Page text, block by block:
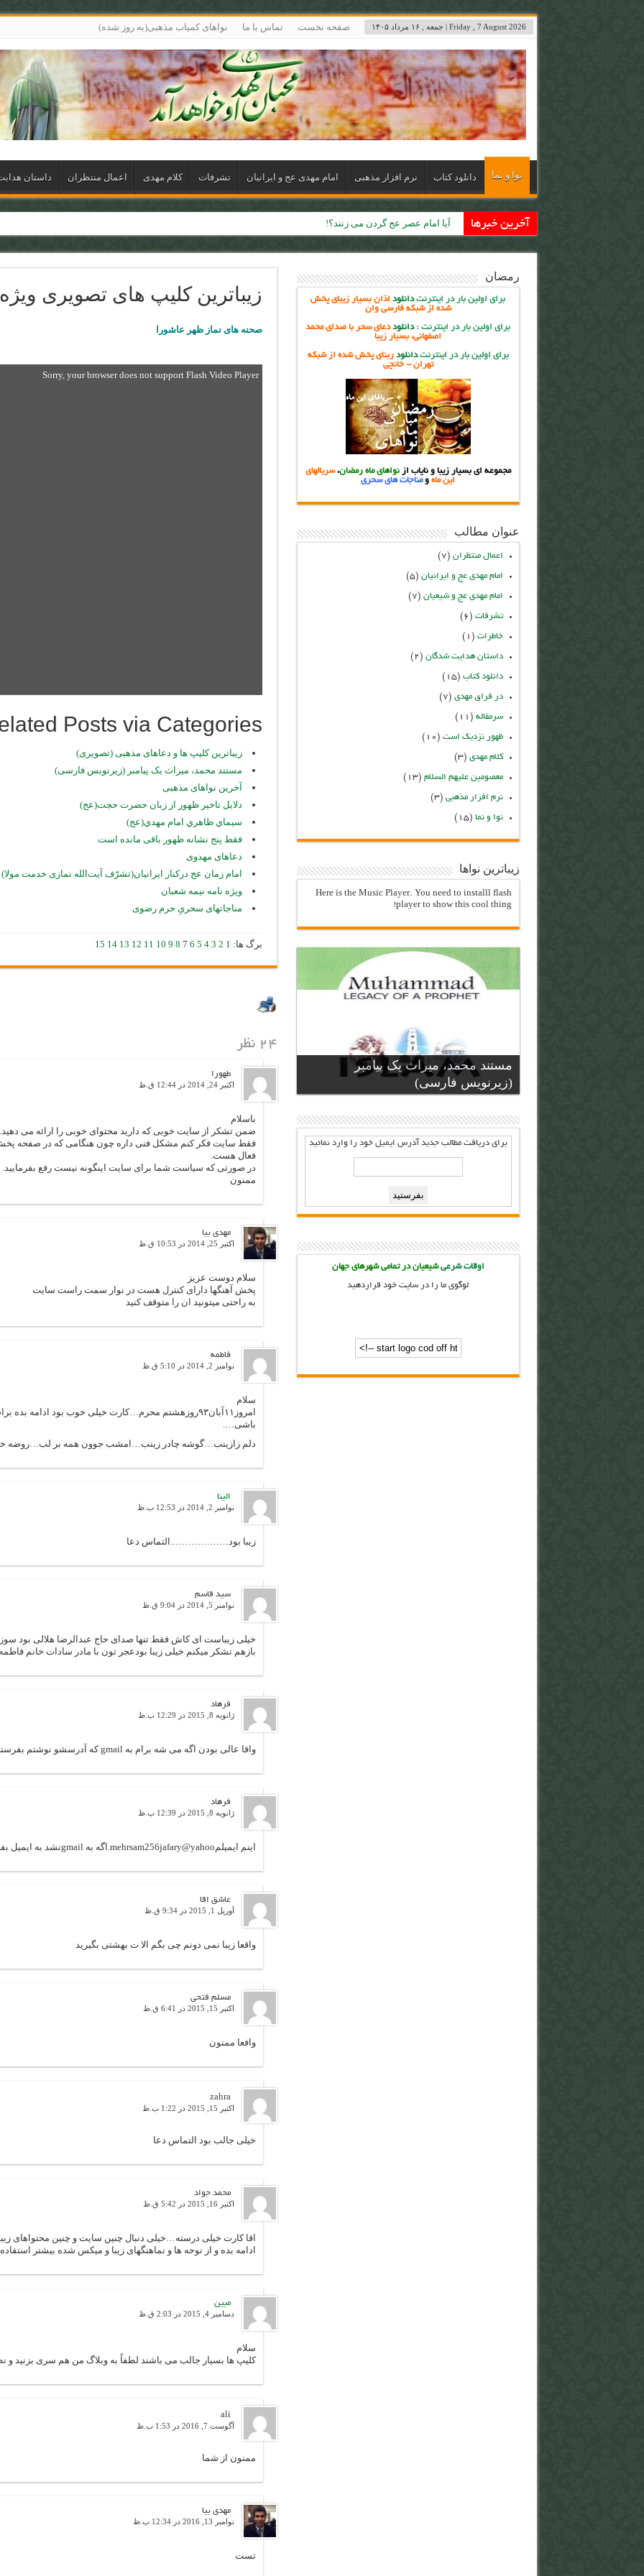
Friday , 7 August 2026 | جمعه , ۱۶ مرداد ۱۴۰۵ صفحه نخست تماس با ما نواهای کمیاب مذهبی(به روز شده)
نوا و نما دانلود کتاب نرم افزار مذهبی امام مهدی عج و ایرانیان تشرفات کلام مهدی اعمال منتظران داستان
آخرین خبرها حکومت جهانی حضرت مهدی (ع)
زیباترین کلیپ های تصویری
صحنه های نماز ظهر عاشورا
Sorry, your browser does not support Flash Video Player
Posts via Categories
زیباترین کلیپ ها و دعاهای مذهبی (تصویری)
مستند محمد، میراث یک پیامبر (زیرنویس فارسی)
آخرین نواهای مذهبی
دلایل تاخیر ظهور از زبان حضرت حجت(عج)
سيماي ظاهري امام مهدي(عج)
فقط پنج نشانه ظهور باقی مانده است
دعاهای مهدوی
امام زمان عج درکنار ایرانیان(تشرّف آیت‌الله نمازی خدمت مولا)
ويژه نامه نيمه شعبان
مناجاتهای سحریِ حرم رضوی
برگ ها: 1
2
3
4
5
6
7
8
9
10
11
12
13
14
15
۲۴ نظر
طهورا
اکتبر 24, 2014 در 12:44 ق.ظ
باسلام
ضمن تشکر از سایت خوبی که دارید محتوای خوبی را ارائه می
فقط سایت فکر کنم مشکل فنی داره چون هنگامی که در صفحه
فعال هست.
در صورتی که سیاست شما برای سایت اینگونه نیست رفع بفرمایید.
ممنون
مهدی بیا
اکتبر 25, 2014 در 10:53 ق.ظ
سلام دوست عزیز
پخش آهنگها دارای کنترل هست در نوار سمت راست سایت
به راحتی میتونید ان را متوقف کنید
فاطمه
نوامبر 2, 2014 در 5:10 ق.ظ
سلام
امروز۱۱آبان۹۳روزهشتم محرم…کارت خیلی خوب بود ادامه
باشی….
دلم زازینب…گوشه چادر زینب…امشب جوون همه بر لب…روضه
الینا
نوامبر 2, 2014 در 12:53 ب.ظ
زیبا بود……………….التماس دعا
سید قاسم
نوامبر 5, 2014 در 9:04 ق.ظ
خیلی زیباست ای کاش فقط تنها صدای حاج عبدالرضا هلالی بود
بازهم تشکر میکنم خیلی زیبا بودعجر تون با مادر سادات خانم
فرهاد
ژانویه 8, 2015 در 12:29 ب.ظ
واقا عالی بودن اگه می شه برام به gmail که آدرسشو نوشتم بفرستید
فرهاد
ژانویه 8, 2015 در 12:39 ب.ظ
اینم ایمیلمmehrsam256jafary@yahoo.اگه به gmailنشد به ایمیل بفرستید یک دنیا ممنون
عاشق اقا
آوریل 1, 2015 در 9:34 ق.ظ
واقعا زیبا نمی دونم چی بگم الا ت بهشتی بگیرید
مسلم فتحی
اکتبر 15, 2015 در 6:41 ق.ظ
وافعا ممنون
zahra
اکتبر 15, 2015 در 1:22 ب.ظ
خیلی جالب بود التماس دعا
محمد جواد
اکتبر 16, 2015 در 5:42 ق.ظ
اقا کارت خیلی درسته…خیلی دنبال چنین سایت و چنین محتواهای
ادامه بده و از نوحه ها و نماهنگهای زیبا و میکس شده بیشتر
مبین
دسامبر 4, 2015 در 2:03 ق.ظ
سلام
کلیپ ها بسیار جالب می باشند لطفاً به وبلاگ من هم سری بزنید و
ali
آگوست 7, 2016 در 1:53 ب.ظ
ممنون از شما
مهدی بیا
نوامبر 13, 2016 در 12:34 ب.ظ
تست
رمضان
برای اولین بار در اینترنتدانلود اذان بسیار زیبای پخش
شده از شبکه فارسی وان
برای اولین بار در اینترنت : دانلوددعای سحر با صدای محمد
اصفهانی، بسیار زیبا
برای اولین بار در اینترنتدانلود ربنای پخش شده از شبکه
تهران - خانچی
مجموعه ای بسیار زیبا و نایاب از نواهای ماه رمضان، سریالهای
این ماه و مناجات های سحری
عنوان مطالب
اعمال منتظران (۷)
امام مهدی عج و ایرانیان (۵)
امام مهدی عج و شیعیان (۷)
تشرفات (۶)
خاطرات (۱)
داستان هدایت شدگان (۲)
دانلود کتاب (۱۵)
در فراق مهدی (۷)
سرمقاله (۱۱)
ظهور نزدیک است (۱۰)
کلام مهدی (۳)
معصومین علیهم السلام (۱۳)
نرم افزار مذهبی (۳)
نوا و نما (۱۵)
زیباترین نواها
Here is the Music Player. You need to installl flash
player to show this cool thing!
مستند محمد، میراث یک پیامبر
(زیرنویس فارسی)
برای دریافت مطالب جدید آدرس ايميل خود را وارد نمائيد
اوقات شرعیشیعیان در تمامی شهرهای جهان
لوگوی ما را در سایت خود قراردهید